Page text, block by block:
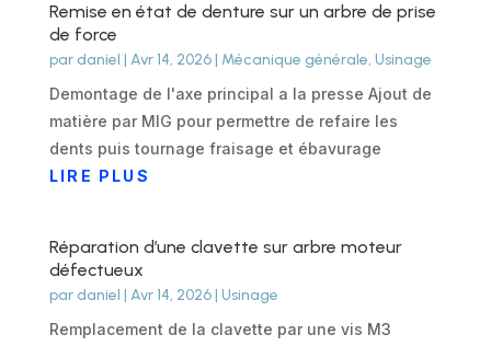
Remise en état de denture sur un arbre de prise
de force
par daniel | Avr 14, 2026| Mécanique générale, Usinage
Demontage de l'axe principal a la presse Ajout de
matière par MIG pour permettre de refaire les
dents puis tournage fraisage et ébavurage
LIRE PLUS
Réparation d’une clavette sur arbre moteur
défectueux
par daniel | Avr 14, 2026| Usinage
Remplacement de la clavette par une vis M3